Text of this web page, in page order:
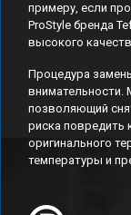
примеру, если
ProStyle бренда
высокого
Процедура
внимательности.
позволяющий
риска повредить
оригинального
температуры и